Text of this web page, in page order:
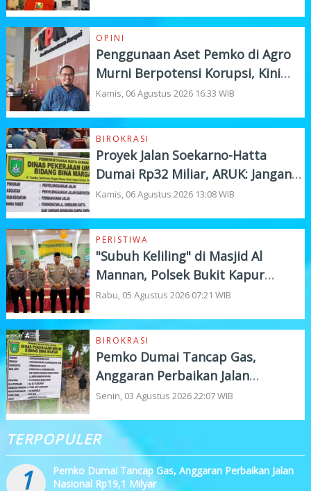
OPINI
Penggunaan Aset Pemko di Agro
Murni Berpotensi Korupsi, Kini
"Bola" Ada di APH
Kamis, 06 Agustus 2026 16:33 WIB
BIROKRASI
Proyek Jalan Soekarno-Hatta
Dumai Rp32 Miliar, ARUK: Jangan
Korbankan Kualitas Demi Kejar
Kamis, 06 Agustus 2026 13:08 WIB
PERISTIWA
"Subuh Keliling" di Masjid Al
Mannan, Polsek Bukit Kapur
Tampung Curhat Warga
Rabu, 05 Agustus 2026 07:21 WIB
BIROKRASI
Pemko Dumai Tancap Gas,
Anggaran Perbaikan Jalan
Nasional Rp19,1 Milyar
Senin, 03 Agustus 2026 22:07 WIB
TERPOPULER
1
Pemko Dumai Tancap Gas, Anggaran Perbaikan Jalan
Nasional Rp19,1 Milyar